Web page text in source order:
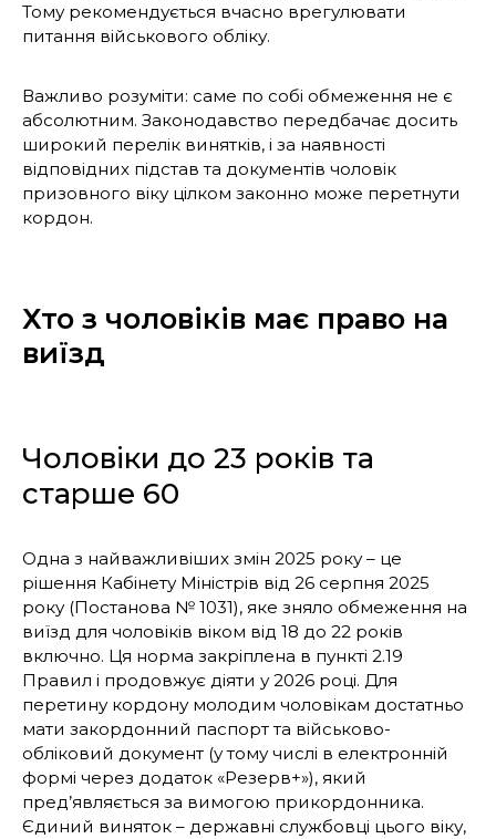
Тому рекомендується вчасно врегулювати
питання військового обліку.
Важливо розуміти: саме по собі обмеження не є
абсолютним. Законодавство передбачає досить
широкий перелік винятків, і за наявності
відповідних підстав та документів чоловік
призовного віку цілком законно може перетнути
кордон.
Хто з чоловіків має право на
виїзд
Чоловіки до 23 років та
старше 60
Одна з найважливіших змін 2025 року – це
рішення Кабінету Міністрів від 26 серпня 2025
року (Постанова № 1031), яке зняло обмеження на
виїзд для чоловіків віком від 18 до 22 років
включно. Ця норма закріплена в пункті 2.19
Правил і продовжує діяти у 2026 році. Для
перетину кордону молодим чоловікам достатньо
мати закордонний паспорт та військово-
обліковий документ (у тому числі в електронній
формі через додаток «Резерв+»), який
пред’являється за вимогою прикордонника.
Єдиний виняток – державні службовці цього віку,